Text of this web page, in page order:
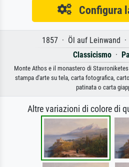
Configura
1857 · Öl auf Leinwand ·
Classicismo·
Monte Athos e il monastero di Stavroniketes
stampa d'arte su tela, carta fotografica,
patinata o carta
Altre variazioni di colore di